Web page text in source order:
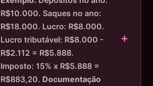
R$10.000. Saques no ano:
R$18.000. Lucro: R$8.000.
Lucro tributável: R$8.000 -
R$2.112 = R$5.888.
Imposto: 15% x R$5.888 =
R$883,20. Documentação